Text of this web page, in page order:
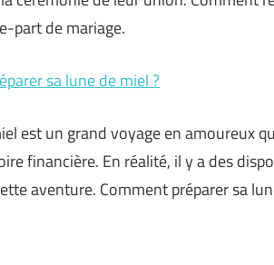
part de mariage.
sa lune de miel ?
est un grand voyage en amoureux
financière. En réalité, il y a des
aventure. Comment préparer sa